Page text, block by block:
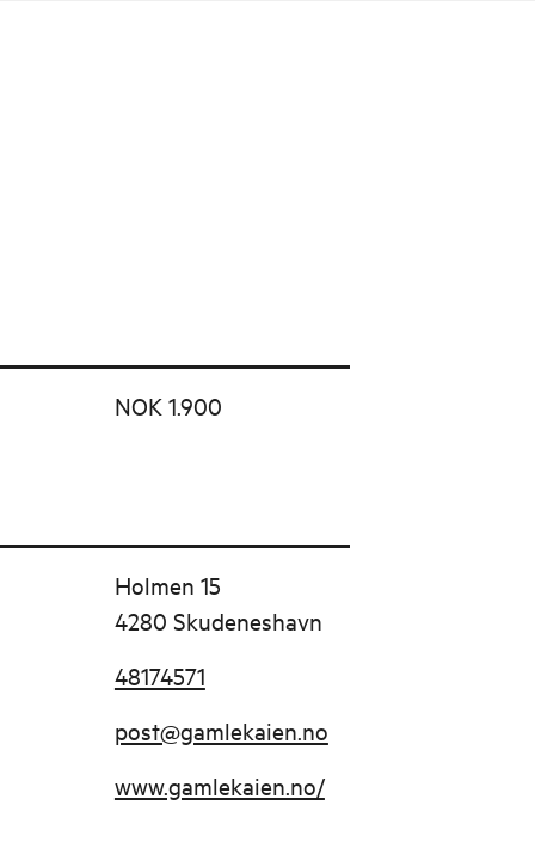
NOK 1.900
Holmen 15
4280 Skudeneshavn
48174571
post@gamlekaien.no
www.gamlekaien.no/